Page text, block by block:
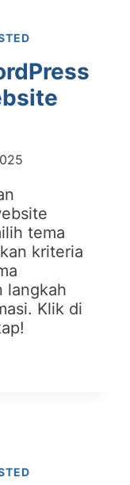
tema
kriteria
langkah
Klik di